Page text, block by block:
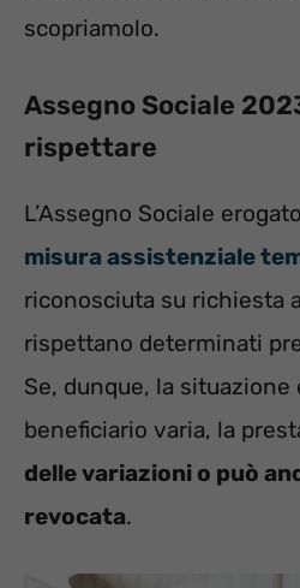
scopriamolo.
Assegno Sociale
rispettare
L’Assegno Sociale
misura assistenziale
riconosciuta su richiesta
rispettano determinati
Se, dunque, la situazione
beneficiario varia, la
delle variazioni o può
revocata.